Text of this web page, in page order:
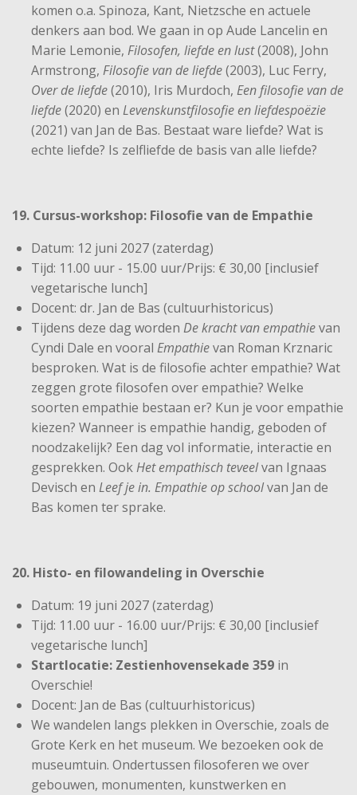
komen o.a. Spinoza, Kant, Nietzsche en actuele
denkers aan bod. We gaan in op Aude Lancelin en
Marie Lemonie, Filosofen, liefde en lust(2008), John
Armstrong, Filosofie van de liefde(2003), Luc Ferry,
Over de liefde(2010), Iris Murdoch, Een filosofie van de
liefde(2020) en Levenskunstfilosofie en liefdespoëzie
(2021) van Jan de Bas. Bestaat ware liefde? Wat is
echte liefde? Is zelfliefde de basis van alle liefde?
19. Cursus-workshop: Filosofie van de Empathie
Datum: 12 juni 2027 (zaterdag)
Tijd: 11.00 uur - 15.00 uur/Prijs: € 30,00 [inclusief
vegetarische lunch]
Docent: dr. Jan de Bas (cultuurhistoricus)
Tijdens deze dag worden De kracht van empathievan
Cyndi Dale en vooral Empathievan Roman Krznaric
besproken. Wat is de filosofie achter empathie? Wat
zeggen grote filosofen over empathie? Welke
soorten empathie bestaan er? Kun je voor empathie
kiezen? Wanneer is empathie handig, geboden of
noodzakelijk? Een dag vol informatie, interactie en
gesprekken. OokHet empathisch teveelvan Ignaas
Devisch en Leef je in. Empathie op schoolvan Jan de
Bas komen ter sprake.
20. Histo- en filowandeling in Overschie
Datum: 19 juni 2027 (zaterdag)
Tijd: 11.00 uur - 16.00 uur/Prijs: € 30,00 [inclusief
vegetarische lunch]
Startlocatie: Zestienhovensekade 359 in
Overschie!
Docent: Jan de Bas (cultuurhistoricus)
We wandelen langs plekken in Overschie, zoals de
Grote Kerk en het museum. We bezoeken ook de
museumtuin. Ondertussen filosoferen we over
gebouwen, monumenten, kunstwerken en